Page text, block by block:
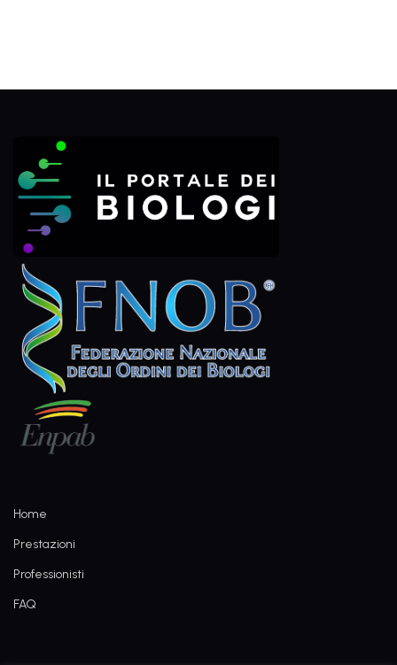
Home
Prestazioni
Professionisti
FAQ